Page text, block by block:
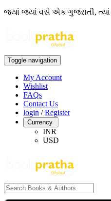
જ્યાં જ્યાં વસે એક ગુજરાતી, ત્યાં
Toggle navigation
My Account
Wishlist
FAQs
Contact Us
login /Register
Currency
INR
USD